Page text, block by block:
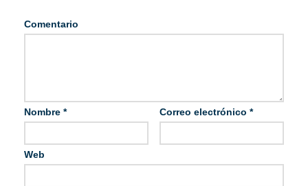
Comentario
Nombre * Correo electrónico *
Web